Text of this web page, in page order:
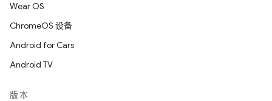
Wear OS
ChromeOS 设备
Android for Cars
Android TV
版本